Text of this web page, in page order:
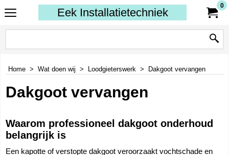
Eek Installatietechniek
0
Home > Wat doen wij > Loodgieterswerk > Dakgoot vervangen
Dakgoot vervangen
Waarom professioneel dakgoot onderhoud
belangrijk is
Een kapotte of verstopte dakgoot veroorzaakt vochtschade en